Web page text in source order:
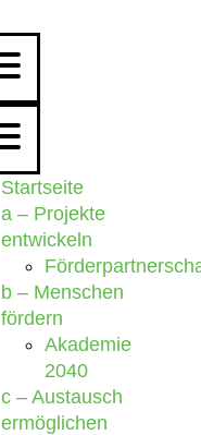
Startseite
a – Projekte
entwickeln
b – Menschen
fördern
Akademie
2040
c – Austausch
ermöglichen